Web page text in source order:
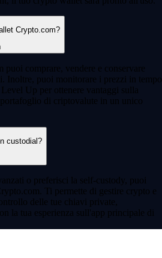
Crypto.com?
comprare, vendere e conservare
Inoltre, puoi monitorare i prezzi in tempo
Up per ottenere vantaggi sulla
di criptovalute in un unico
custodial?
o preferisci la self-custody, puoi
Ti permette di gestire crypto e
delle tue chiavi private,
la tua esperienza sull'app principale di